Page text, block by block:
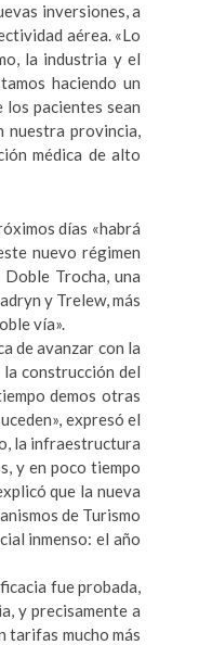
inversiones, a
aérea. «Lo
la industria y el
haciendo un
pacientes sean
nuestra provincia,
médica de alto
días «habrá
nuevo régimen
Trocha, una
y Trelew, más
vía».
de avanzar con la
construcción del
demos otras
expresó el
la infraestructura
y en poco tiempo
que la nueva
de Turismo
inmenso: el año
fue probada,
y precisamente a
tarifas mucho más